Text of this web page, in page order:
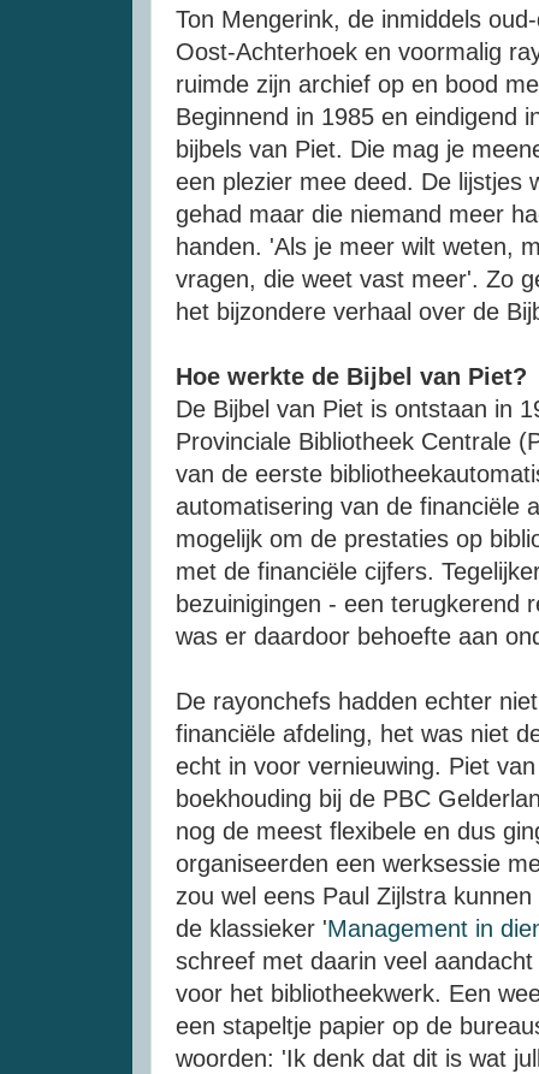
Ton Mengerink, de inmiddels
Oost-Achterhoek en voormalig
ruimde zijn archief op en bood
Beginnend in 1985 en eindigend
bijbels van Piet. Die mag je
een plezier mee deed. De lijstjes
gehad maar die niemand meer
handen. 'Als je meer wilt weten,
vragen, die weet vast meer'. Zo
het bijzondere verhaal over de
Hoe werkte de Bijbel van Piet?
De Bijbel van Piet is ontstaan in
Provinciale Bibliotheek Centrale
van de eerste
automatisering van de financiële
mogelijk om de prestaties op
met de financiële cijfers.
bezuinigingen - een terugkerend
was er daardoor behoefte aan
De rayonchefs hadden echter
financiële afdeling, het was niet
echt in voor vernieuwing. Piet
boekhouding bij de PBC
nog de meest flexibele en dus
organiseerden een werksessie
zou wel eens Paul Zijlstra
de klassieker 'Management in
schreef met daarin veel
voor het bibliotheekwerk. Een
een stapeltje papier op de
woorden: 'Ik denk dat dit is wat